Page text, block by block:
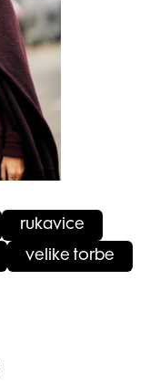
rukavice
velike torbe